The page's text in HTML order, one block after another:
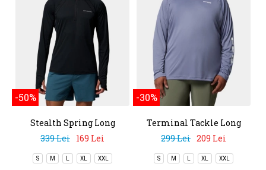
-50%
Stealth Spring Long
Sleeve Half Zip Tee
339 Lei 169 Lei
S M L XL XXL
-30%
Terminal Tackle Long
Sleeve Shirt
299 Lei 209 Lei
S M L XL XXL